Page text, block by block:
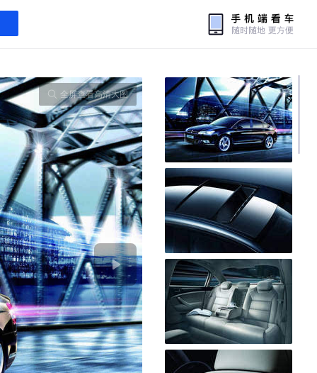
全屏查看高清大图